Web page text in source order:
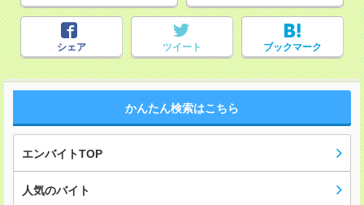
シェア ツイート ブックマーク
かんたん検索はこちら
エンバイトTOP
人気のバイト